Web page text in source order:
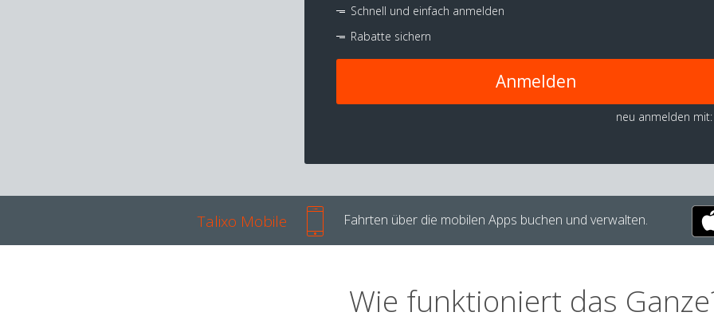
Schnell und einfach anmelden
Rabatte sichern
Anmelden
neu anmelden mit:
Talixo Mobile Fahrten über die mobilen Apps buchen und verwalten.
Wie funktioniert das